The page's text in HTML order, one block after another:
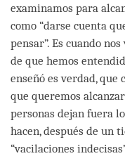
examinamos para
como “darse cuenta
pensar”. Es cuando
de que hemos
enseñó es verdad,
que queremos
personas dejan fuera
hacen, después de un
“vacilaciones